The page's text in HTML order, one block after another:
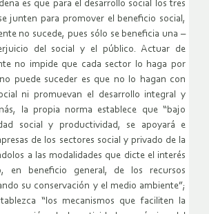
es que para el desarrollo social los tres
junten para promover el beneficio social,
no sucede, pues sólo se beneficia una –
del social y el público. Actuar de
no impide que cada sector lo haga por
puede suceder es que no lo hagan con
ni promuevan el desarrollo integral y
la propia norma establece que “bajo
social y productividad, se apoyará e
de los sectores social y privado de la
a las modalidades que dicte el interés
en beneficio general, de los recursos
su conservación y el medio ambiente”;
“los mecanismos que faciliten la